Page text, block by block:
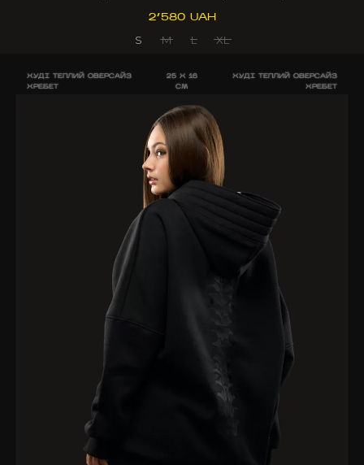
2’580 UAH
S
M L XL
ХУДІ ТЕПЛИЙ ОВЕРСАЙЗ
ХРЕБЕТ
25 X 16
CM
ХУДІ ТЕПЛИЙ ОВЕРСАЙЗ
ХРЕБЕТ